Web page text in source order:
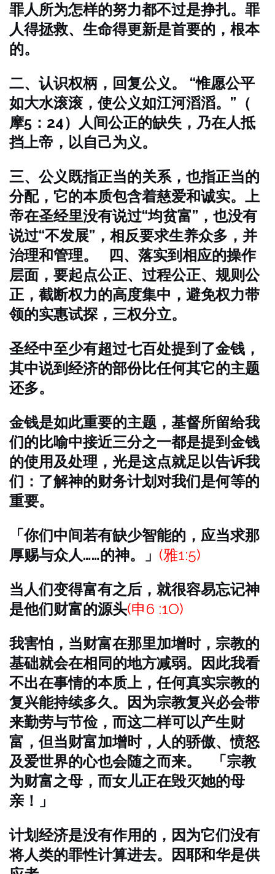
罪人所为怎样的努力都不过是挣扎。罪
人得拯救、生命得更新是首要的，根本
的。
二、认识权柄，回复公义。 “惟愿公平
如大水滚滚，使公义如江河滔滔。”（
摩5：24）人间公正的缺失，乃在人抵
挡上帝，以自己为义。
三、公义既指正当的关系，也指正当的
分配，它的本质包含着慈爱和诚实。上
帝在圣经里没有说过“均贫富”，也没有
说过“不发展”，相反要求生养众多，并
治理和管理。
四、落实到相应的操作
层面，要起点公正、过程公正、规则公
正，截断权力的高度集中，避免权力带
领的实惠试探，三权分立。
圣经中至少有超过七百处提到了金钱，
其中说到经济的部份比任何其它的主题
还多。
金钱是如此重要的主题，基督所留给我
们的比喻中接近三分之一都是提到金钱
的使用及处理，光是这点就足以告诉我
们：了解神的财务计划对我们是何等的
重要。
「你们中间若有缺少智能的，应当求那
厚赐与众人……的神。」 (雅1:5)
当人们变得富有之后，就很容易忘记神
是他们财富的源头(申6 :1O)
我害怕，当财富在那里加增时，宗教的
基础就会在相同的地方减弱。因此我看
不出在事情的本质上，任何真实宗教的
复兴能持续多久。因为宗教复兴必会带
来勤劳与节俭，而这二样可以产生财
富，但当财富加增时，人的骄傲、愤怒
及爱世界的心也会随之而来。
「宗教
为财富之母，而女儿正在毁灭她的母
亲！」
计划经济是没有作用的，因为它们没有
将人类的罪性计算进去。因耶和华是供